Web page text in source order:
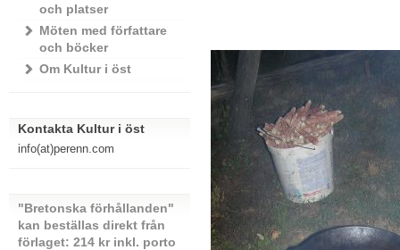
och platser
Möten med författare
och böcker
Om Kultur i öst
Kontakta Kultur i öst
info(at)perenn.com
"Bretonska förhållanden"
kan beställas direkt från
förlaget: 214 kr inkl. porto